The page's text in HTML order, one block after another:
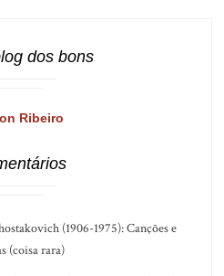
dos bons
Ribeiro
(1906-1975): Canções e
(coisa rara)